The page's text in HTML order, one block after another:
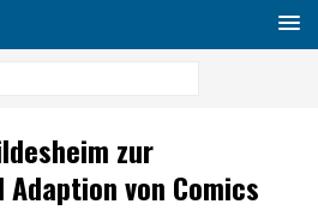
zur
von Comics